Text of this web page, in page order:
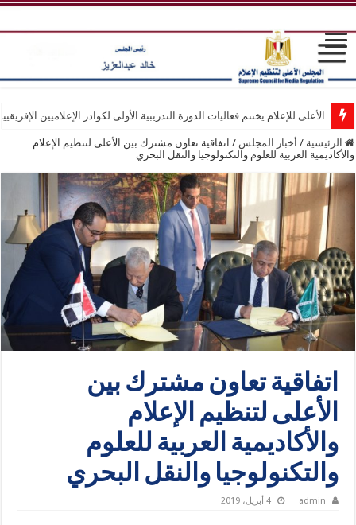
الأعلى للإعلام يختتم فعاليات الدورة التدريبية الأولى لكوادر الإعلاميين
الرئيسية / أخبار المجلس / اتفاقية تعاون مشترك بين الأعلى لتنظيم الإعلام
والأكاديمية العربية للعلوم والتكنولوجيا والنقل البحري
اتفاقية تعاون مشترك بين
الأعلى لتنظيم الإعلام
والأكاديمية العربية للعلوم
والتكنولوجيا والنقل البحري
admin 4 أبريل، 2019